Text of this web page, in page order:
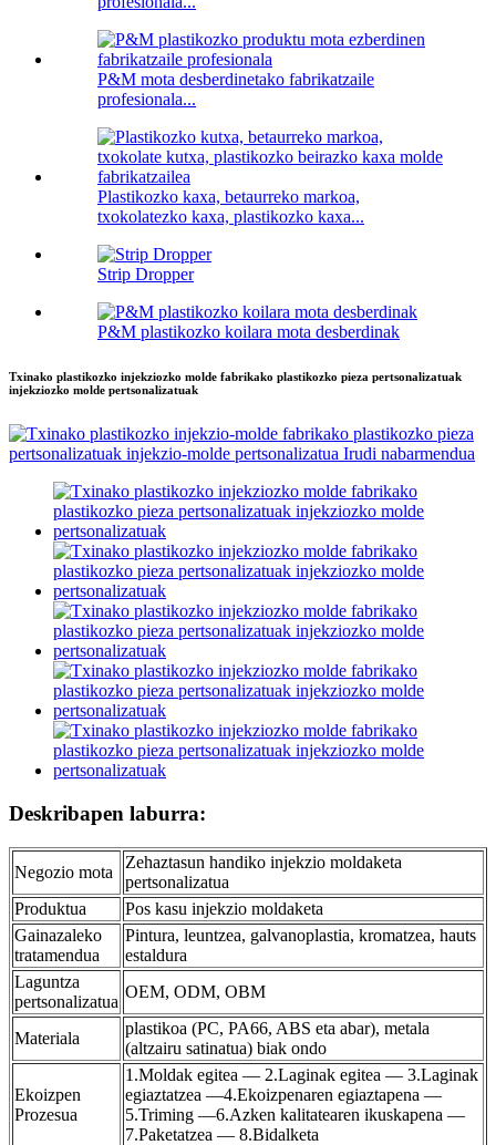
P&M mota desberdinetako fabrikatzaile
profesionala...
Plastikozko kaxa, betaurreko markoa,
txokolatezko kaxa, plastikozko kaxa...
Strip Dropper
P&M plastikozko koilara mota desberdinak
Txinako plastikozko injekziozko molde fabrikako plastikozko pieza pertsonalizatuak
injekziozko molde pertsonalizatuak
Deskribapen laburra:
Negozio mota
Zehaztasun handiko injekzio moldaketa
pertsonalizatua
Produktua
Pos kasu injekzio moldaketa
Gainazaleko
tratamendua
Pintura, leuntzea, galvanoplastia, kromatzea, hauts
estaldura
Laguntza
pertsonalizatua
OEM, ODM, OBM
Materiala
plastikoa (PC, PA66, ABS eta abar), metala
(altzairu satinatua) biak ondo
Ekoizpen
Prozesua
1.Moldak egitea — 2.Laginak egitea — 3.Laginak
egiaztatzea —4.Ekoizpenaren egiaztapena —
5.Triming —6.Azken kalitatearen ikuskapena —
7.Paketatzea — 8.Bidalketa